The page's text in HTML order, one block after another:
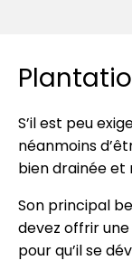
S’il est peu
néanmoins
bien drainée et
Son principal
devez offrir
pour qu’il se